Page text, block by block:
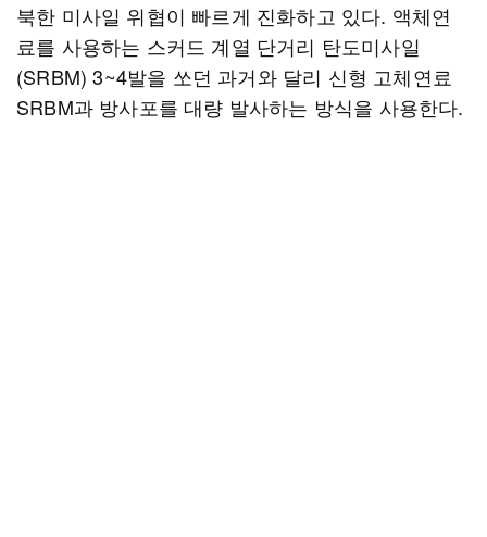
북한 미사일 위협이 빠르게 진화하고 있다. 액체연
료를 사용하는 스커드 계열 단거리 탄도미사일
(SRBM) 3~4발을 쏘던 과거와 달리 신형 고체연료
SRBM과 방사포를 대량 발사하는 방식을 사용한다.